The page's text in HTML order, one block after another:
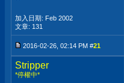
加入日期: Feb 2002
文章: 131
2016-02-26, 02:14 PM #21
Stripper
*停權中*